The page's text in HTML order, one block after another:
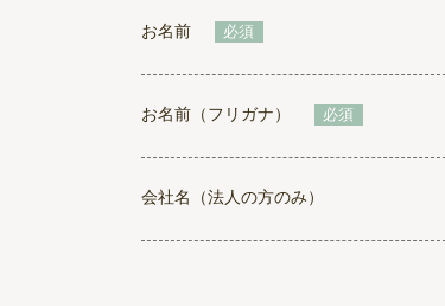
お名前 必須
お名前（フリガナ） 必須
会社名（法人の方のみ）